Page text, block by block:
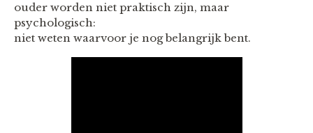
ouder worden niet praktisch zijn, maar
psychologisch:
niet weten waarvoor je nog belangrijk bent.